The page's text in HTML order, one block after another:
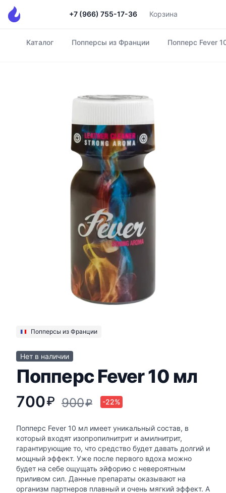
+7 (966) 755-17-36 Корзина
Главная
Каталог Попперсы из Франции Попперс Fever
Попперсы из Франции
Нет в наличии
Попперс Fever 10 мл
700₽ 900₽ -22%
Попперс Fever 10 мл имеет уникальный состав, в
который входят изопропилнитрит и амилнитрит,
гарантирующие то, что средство будет давать долгий и
мощный эффект. Уже после первого вдоха можно
будет на себе ощущать эйфорию с невероятным
приливом сил. Данные препараты оказывают на
организм партнеров плавный и очень мягкий эффект. А